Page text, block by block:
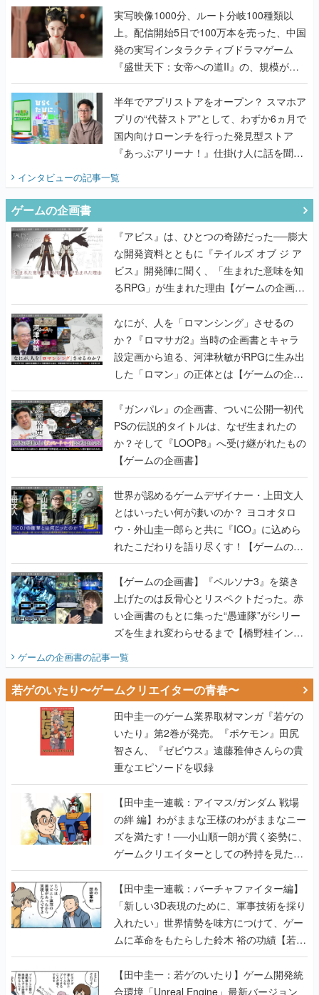
んだレジェンド2人に訊く開発秘話
実写映像1000分、ルート分岐100種類以
上。配信開始5日で100万本を売った、中国
発の実写インタラクティブドラマゲーム
『盛世天下：女帝への道II』の、規模が違
うこだわりをプロデューサーに聞いた
半年でアプリストアをオープン？ スマホア
プリの“代替ストア”として、わずか6ヵ月で
国内向けローンチを行った発見型ストア
『あっぷアリーナ！』仕掛け人に話を聞い
てみた
インタビューの記事一覧
ゲームの企画書
『アビス』は、ひとつの奇跡だった──膨大
な開発資料とともに『テイルズ オブ ジ ア
ビス』開発陣に聞く、「生まれた意味を知
るRPG」が生まれた理由【ゲームの企画
書】
なにが、人を「ロマンシング」させるの
か？『ロマサガ2』当時の企画書とキャラ
設定画から迫る、河津秋敏がRPGに生み出
した「ロマン」の正体とは【ゲームの企画
書】
『ガンパレ』の企画書、ついに公開━初代
PSの伝説的タイトルは、なぜ生まれたの
か？そして『LOOP8』へ受け継がれたもの
【ゲームの企画書】
世界が認めるゲームデザイナー・上田文人
とはいったい何が凄いのか？ ヨコオタロ
ウ・外山圭一郎らと共に『ICO』に込めら
れたこだわりを語り尽くす！【ゲームの企
画書】
【ゲームの企画書】『ペルソナ3』を築き
上げたのは反骨心とリスペクトだった。赤
い企画書のもとに集った“愚連隊”がシリー
ズを生まれ変わらせるまで【橋野桂インタ
ビュー】
ゲームの企画書の記事一覧
若ゲのいたり〜ゲームクリエイターの青春〜
田中圭一のゲーム業界取材マンガ『若ゲの
いたり』第2巻が発売。『ポケモン』田尻
智さん、『ゼビウス』遠藤雅伸さんらの貴
重なエピソードを収録
【田中圭一連載：アイマス/ガンダム 戦場
の絆 編】わがままな王様のわがままなニー
ズを満たす！──小山順一朗が貫く姿勢に、
ゲームクリエイターとしての矜持を見た
【若ゲのいたり最終回】
【田中圭一連載：バーチャファイター編】
「新しい3D表現のために、軍事技術を採り
入れたい」世界情勢を味方につけて、ゲー
ムに革命をもたらした鈴木 裕の功績【若ゲ
のいたり】
【田中圭一：若ゲのいたり】ゲーム開発統
合環境「Unreal Engine」最新バージョン